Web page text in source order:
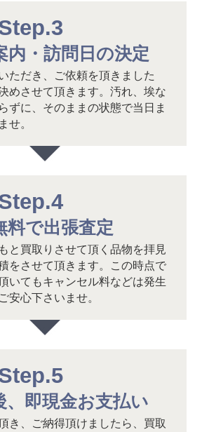
内・訪問日の決定
ただき、ご依頼を頂きました
めさせて頂きます。汚れ、埃な
ずに、そのままの状態で当日ま
せ。
料で出張査定
と買取りさせて頂く品物を拝見
をさせて頂きます。この時点で
いてもキャンセル料などは発生
安心下さいませ。
、即現金お支払い
き、ご納得頂けましたら、買取